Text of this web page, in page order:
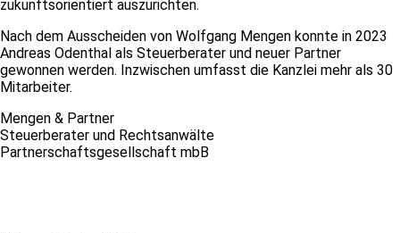
zukunftsorientiert auszurichten.
Nach dem Ausscheiden von Wolfgang Mengen konnte in 2023
Andreas Odenthal als Steuerberater und neuer Partner
gewonnen werden. Inzwischen umfasst die Kanzlei mehr als 30
Mitarbeiter.
Mengen & Partner
Steuerberater und Rechtsanwälte
Partnerschaftsgesellschaft mbB